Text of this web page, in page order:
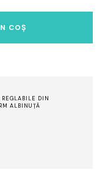
COȘ
REGLABILE DIN
ALBINUȚĂ